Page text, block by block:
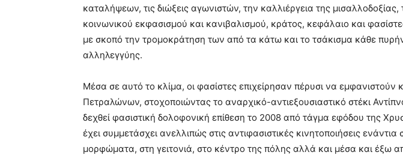
καταλήψεων, τις διώξεις αγωνιστών, την καλλιέργεια της μισαλλοδοξίας,
κοινωνικού εκφασισμού και κανιβαλισμού, κράτος, κεφάλαιο και
με σκοπό την τρομοκράτηση των από τα κάτω και το τσάκισμα κάθε
αλληλεγγύης.
Μέσα σε αυτό το κλίμα, οι φασίστες επιχείρησαν πέρυσι να εμφανιστούν
Πετραλώνων, στοχοποιώντας το αναρχικό-αντιεξουσιαστικό στέκι
δεχθεί φασιστική δολοφονική επίθεση το 2008 από τάγμα εφόδου της
έχει συμμετάσχει ανελλιπώς στις αντιφασιστικές κινητοποιήσεις
μορφώματα, στη γειτονιά, στο κέντρο της πόλης αλλά και μέσα και έξω